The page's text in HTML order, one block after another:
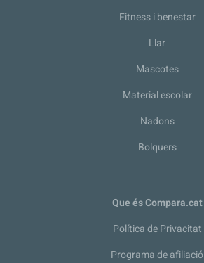
Fitness i benestar
Llar
Mascotes
Material escolar
Nadons
Bolquers
Que és Compara.cat
Política de Privacitat
Programa de afiliació